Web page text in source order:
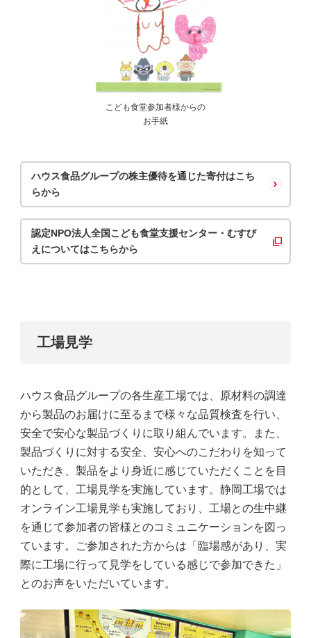
こども食堂参加者様からの
お手紙
ハウス食品グループの株主優待を通じた寄付はこち
らから
認定NPO法人全国こども食堂支援センター・むすび
えについてはこちらから
工場見学
ハウス食品グループの各生産工場では、原材料の調達
から製品のお届けに至るまで様々な品質検査を行い、
安全で安心な製品づくりに取り組んでいます。また、
製品づくりに対する安全、安心へのこだわりを知って
いただき、製品をより身近に感じていただくことを目
的として、工場見学を実施しています。静岡工場では
オンライン工場見学も実施しており、工場との生中継
を通じて参加者の皆様とのコミュニケーションを図っ
ています。ご参加された方からは「臨場感があり、実
際に工場に行って見学をしている感じで参加できた」
とのお声をいただいています。